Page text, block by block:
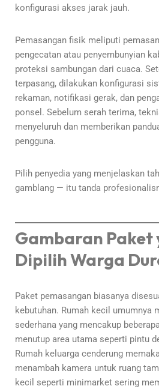
konfigurasi akses jarak jauh.
Pemasangan fisik meliputi
pengecatan atau penyembunyian
proteksi sambungan dari cuaca.
terpasang, dilakukan konfigurasi
rekaman, notifikasi gerak, dan
ponsel. Sebelum serah terima,
menyeluruh dan memberikan
pengguna.
Pilih penyedia yang menjelaskan
gamblang — itu tanda
Gambaran Paket
Dipilih Warga
Paket pemasangan biasanya
kebutuhan. Rumah kecil umumnya
sederhana yang mencakup
menutup area utama seperti pintu
Rumah keluarga cenderung
menambah kamera untuk ruang
kecil seperti minimarket sering